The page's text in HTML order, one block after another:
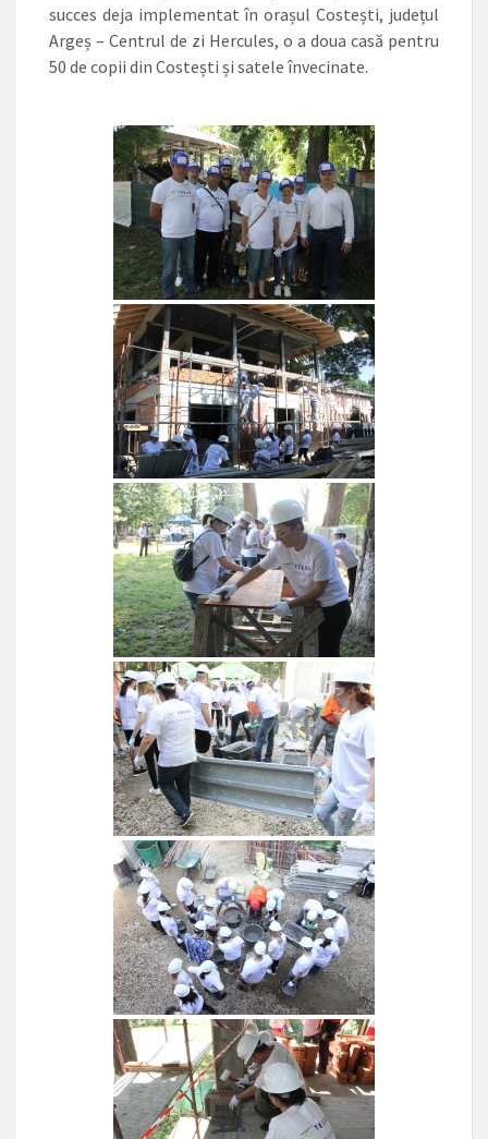
succes deja implementat în orașul Costești, județul
Argeș – Centrul de zi Hercules, o a doua casă pentru
50 de copii din Costești și satele învecinate.